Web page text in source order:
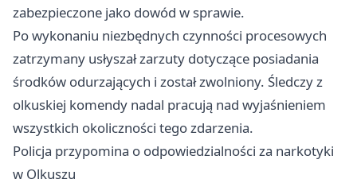
zabezpieczone jako dowód w sprawie.
Po wykonaniu niezbędnych czynności procesowych
zatrzymany usłyszał zarzuty dotyczące posiadania
środków odurzających i został zwolniony. Śledczy z
olkuskiej komendy nadal pracują nad wyjaśnieniem
wszystkich okoliczności tego zdarzenia.
Policja przypomina o odpowiedzialności za narkotyki
w Olkuszu